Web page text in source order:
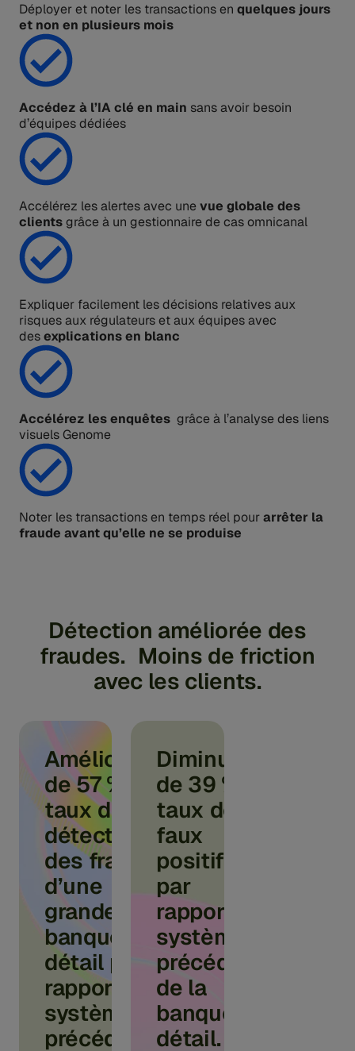
Déployer et noter les transactions en quelques jours
et non en plusieurs mois
Accédez à l’IA clé en main sans avoir besoin
d’équipes dédiées
Accélérez les alertes avec unevue globale des
clientsgrâce à un gestionnaire de cas omnicanal
Expliquer facilement les décisions relatives aux
risques aux régulateurs et aux équipes avec
desexplications en blanc
Accélérez les enquêtes grâce à l’analyse des liens
visuels Genome
Noter les transactions en temps réel pourarrêter la
fraude avant qu’elle ne se produise
Détection améliorée des
fraudes. Moins de friction
avec les clients.
Amélioration
de 57 % du
taux de
détection
des fraudes
d’une
grande
banque de
détail par
rapport à un
système
précédent.
Diminution
de 39 % du
taux de
faux
positifs
par
rapport au
système
précédent
de la
banque de
détail.